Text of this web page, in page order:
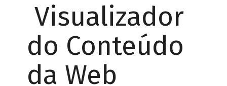
Visualizador
do Conteúdo
da Web